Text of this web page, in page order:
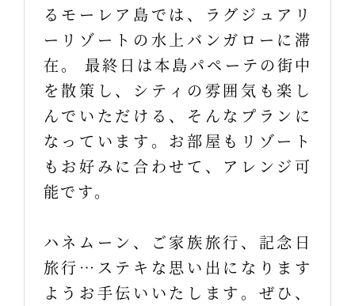
るモーレア島では、ラグジュアリ
ーリゾートの水上バンガローに滞
在。 最終日は本島パペーテの街中
を散策し、シティの雰囲気も楽し
んでいただける、そんなプランに
なっています。お部屋もリゾート
もお好みに合わせて、アレンジ可
能です。
ハネムーン、ご家族旅行、記念日
旅行…ステキな思い出になります
ようお手伝いいたします。ぜひ、